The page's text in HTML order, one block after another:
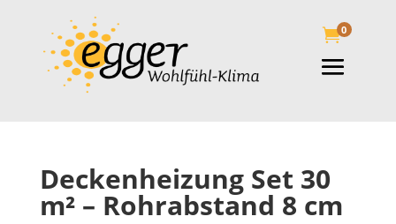
0
Deckenheizung Set 30
m² – Rohrabstand 8 cm